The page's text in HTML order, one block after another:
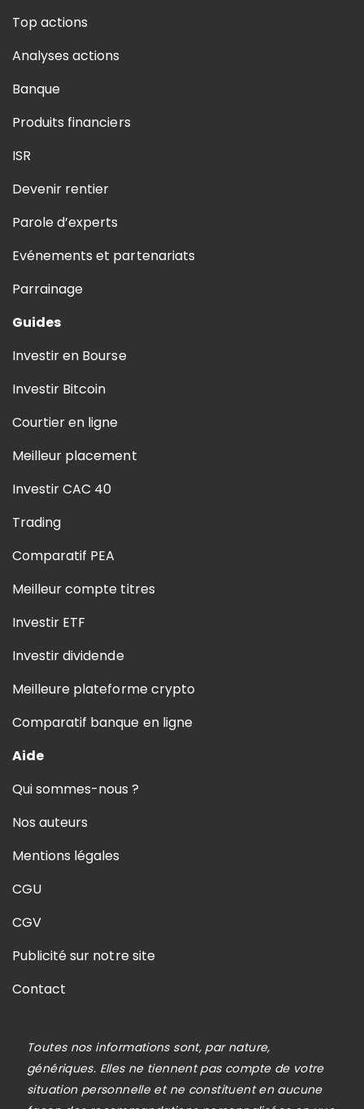
Top actions
Analyses actions
Banque
Produits financiers
ISR
Devenir rentier
Parole d’experts
Evénements et partenariats
Parrainage
Guides
Investir en Bourse
Investir Bitcoin
Courtier en ligne
Meilleur placement
Investir CAC 40
Trading
Comparatif PEA
Meilleur compte titres
Investir ETF
Investir dividende
Meilleure plateforme crypto
Comparatif banque en ligne
Aide
Qui sommes-nous ?
Nos auteurs
Mentions légales
CGU
CGV
Publicité sur notre site
Contact
Toutes nos informations sont, par nature,
génériques. Elles ne tiennent pas compte de votre
situation personnelle et ne constituent en aucune